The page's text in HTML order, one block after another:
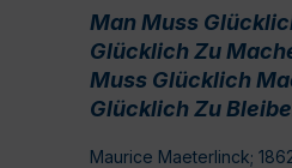
Man Muss
Glücklich Zu
Muss Glücklich
Glücklich Zu
Maurice Maeterlinck;